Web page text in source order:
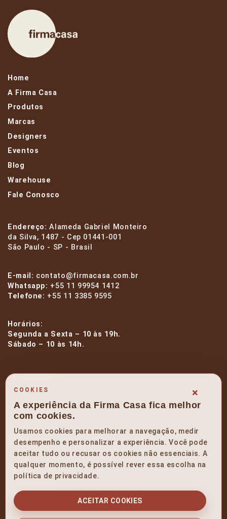
Home
A Firma Casa
Produtos
Marcas
Designers
Eventos
Blog
Warehouse
Fale Conosco
Endereço:Alameda Gabriel Monteiro
da Silva, 1487 - Cep 01441-001
São Paulo - SP - Brasil
E-mail: contato@firmacasa.com.br
Whatsapp: +55 11 99954 1412
Telefone: +55 11 3385 9595
Horários:
Segunda a Sexta – 10 às 19h.
Sábado – 10 às 14h.
instagram
linkedin
pinterest
×
COOKIES
A experiência da Firma Casa fica melhor
com cookies.
Usamos cookies para melhorar a navegação, medir
desempenho e personalizar a experiência. Você pode
aceitar tudo ou recusar os cookies não essenciais. A
qualquer momento, é possível rever essa escolha na
política de privacidade.
ACEITAR COOKIES